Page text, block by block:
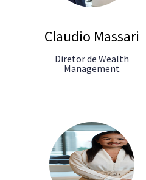
Claudio Massari
Diretor de Wealth
Management